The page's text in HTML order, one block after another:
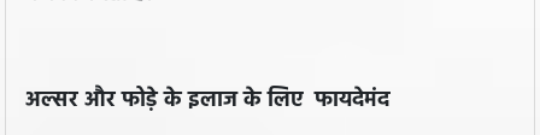
अल्सर और फोड़े के इलाज के लिए फायदेमंद